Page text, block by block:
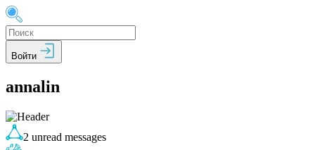
Войти
annalin
2 unread messages